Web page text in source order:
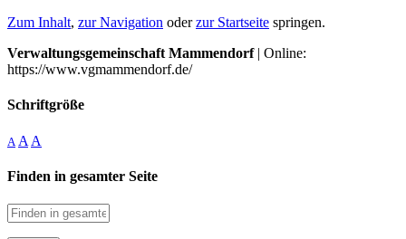
Zum Inhalt, zur Navigation oderzur Startseite springen.
Verwaltungsgemeinschaft Mammendorf| Online:
https://www.vgmammendorf.de/
Schriftgröße
A A A
Finden in gesamter Seite